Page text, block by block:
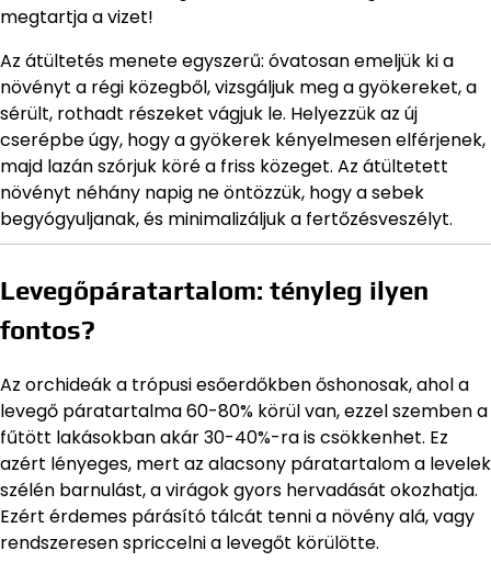
megtartja a vizet!
Az átültetés menete egyszerű: óvatosan emeljük ki a
növényt a régi közegből, vizsgáljuk meg a gyökereket, a
sérült, rothadt részeket vágjuk le. Helyezzük az új
cserépbe úgy, hogy a gyökerek kényelmesen elférjenek,
majd lazán szórjuk köré a friss közeget. Az átültetett
növényt néhány napig ne öntözzük, hogy a sebek
begyógyuljanak, és minimalizáljuk a fertőzésveszélyt.
Levegőpáratartalom: tényleg ilyen
fontos?
Az orchideák a trópusi esőerdőkben őshonosak, ahol a
levegő páratartalma 60-80% körül van, ezzel szemben a
fűtött lakásokban akár 30-40%-ra is csökkenhet. Ez
azért lényeges, mert az alacsony páratartalom a levelek
szélén barnulást, a virágok gyors hervadását okozhatja.
Ezért érdemes párásító tálcát tenni a növény alá, vagy
rendszeresen spriccelni a levegőt körülötte.